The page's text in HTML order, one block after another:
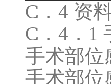
C．4 资
C．4．1
手术部位
手术部位